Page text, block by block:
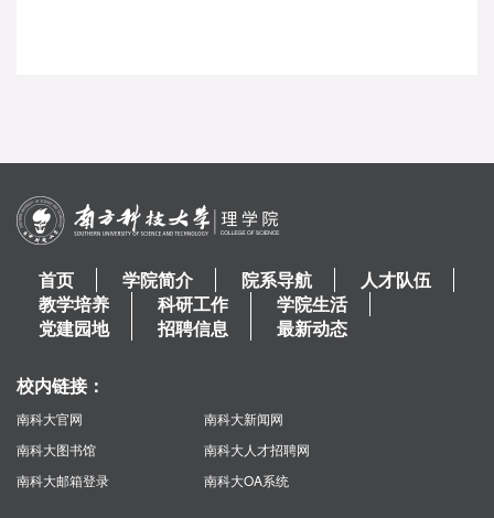
首页 学院简介 院系导航
人才队伍
教学培养
科研工作
学院生活
党建园地
招聘信息 最新动态
校内链接：
南科大官网
南科大新闻网
南科大图书馆
南科大人才招聘网
南科大邮箱登录
南科大OA系统